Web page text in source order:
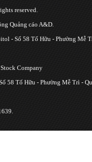
reserved.
Quảng cáo A&D.
- Số 58 Tố Hữu - Phường Mễ
Company
58 Tố Hữu - Phường Mễ Trì -